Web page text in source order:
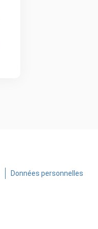
Données personnelles